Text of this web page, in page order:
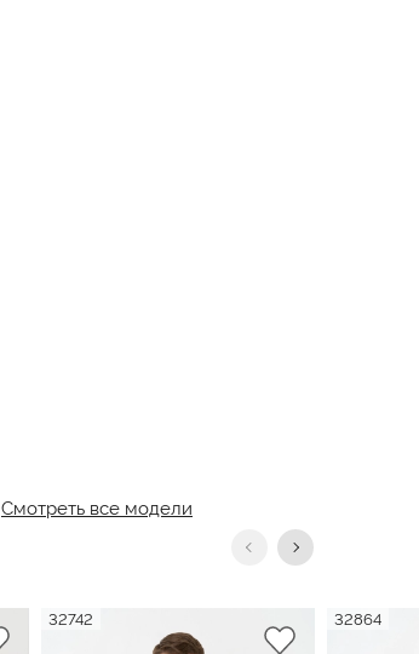
Смотреть все модели
32742 32864